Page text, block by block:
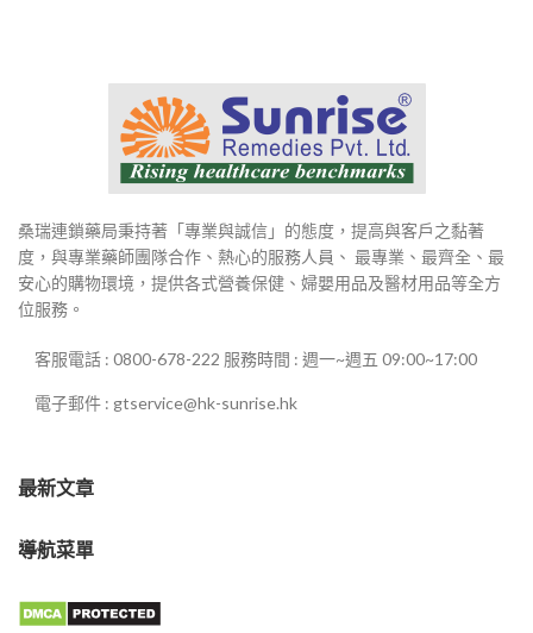
桑瑞連鎖藥局秉持著「專業與誠信」的態度，提高與客戶之黏著
度，與專業藥師團隊合作、熱心的服務人員、 最專業、最齊全、最
安心的購物環境，提供各式營養保健、婦嬰用品及醫材用品等全方
位服務。
客服電話 : 0800-678-222 服務時間 : 週一~週五 09:00~17:00
電子郵件 : gtservice@hk-sunrise.hk
最新文章
導航菜單